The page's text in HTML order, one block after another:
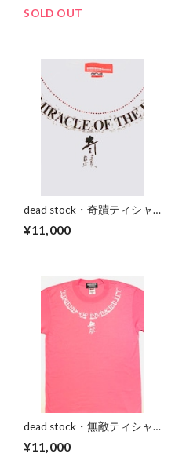
SOLD OUT
dead stock・奇蹟ティシャ
¥11,000
dead stock・無敵ティシャ
ツ(ピンクホワイト)
¥11,000